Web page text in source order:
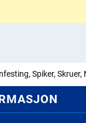
Spiker, Skruer,